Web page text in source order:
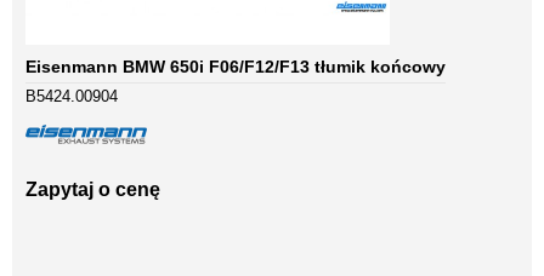
Eisenmann BMW 650i F06/F12/F13 tłumik końcowy
B5424.00904
Zapytaj o cenę